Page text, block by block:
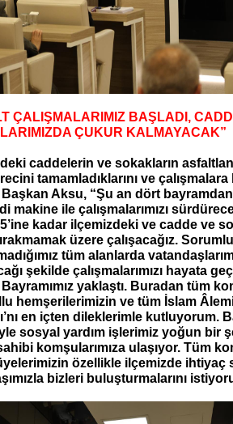
ÇALIŞMALARIMIZ BAŞLADI,
ÇUKUR KALMAYACAK”
caddelerin ve sokakların
tamamladıklarını ve çalışmalara
Aksu, “Şu an dört
makine ile çalışmalarımızı
kadar ilçemizdeki ve cadde ve
üzere çalışacağız.
tüm alanlarda
şekilde çalışmalarımızı hayata
yaklaştı. Buradan tüm
hemşerilerimizin ve tüm İslam
en içten dileklerimle kutluyorum.
sosyal yardım işlerimiz yoğun bir
komşularımıza ulaşıyor. Tüm
özellikle ilçemizde ihtiyaç
bizleri buluşturmalarını